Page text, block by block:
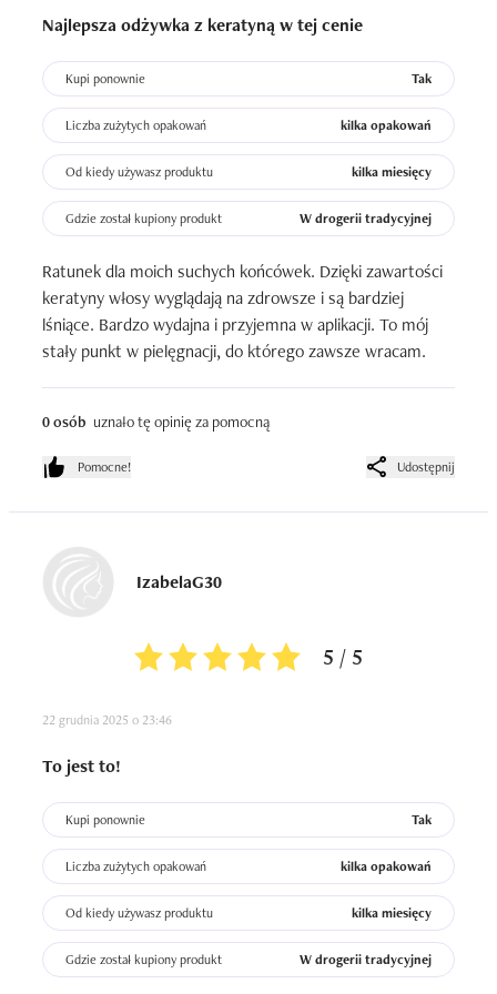
Najlepsza odżywka z keratyną w tej cenie
Kupi ponownie Tak
Liczba zużytych opakowań kilka opakowań
Od kiedy używasz produktu kilka miesięcy
Gdzie został kupiony produkt W drogerii tradycyjnej
Ratunek dla moich suchych końcówek. Dzięki zawartości
keratyny włosy wyglądają na zdrowsze i są bardziej
lśniące. Bardzo wydajna i przyjemna w aplikacji. To mój
stały punkt w pielęgnacji, do którego zawsze wracam.
0 osób uznało tę opinię za pomocną
Pomocne! Udostępnij
IzabelaG30
5 / 5
22 grudnia 2025 o 23:46
To jest to!
Kupi ponownie Tak
Liczba zużytych opakowań kilka opakowań
Od kiedy używasz produktu kilka miesięcy
Gdzie został kupiony produkt W drogerii tradycyjnej